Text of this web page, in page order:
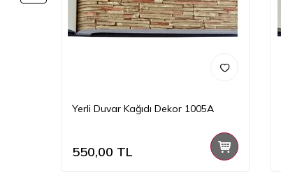
Yerli Duvar Kağıdı Dekor 1005A
550,00 TL